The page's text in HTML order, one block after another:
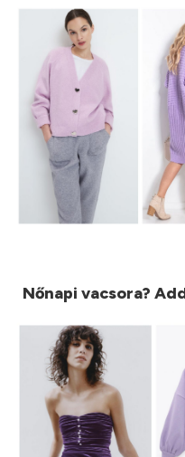
Nőnapi vacsora?